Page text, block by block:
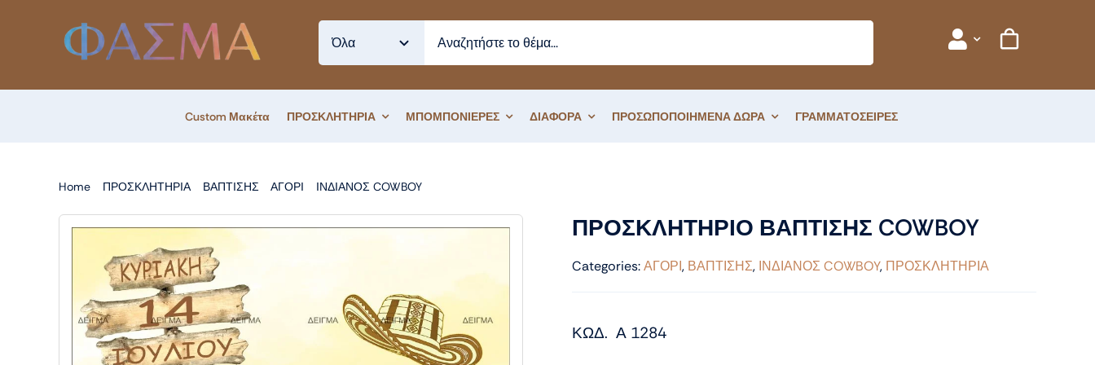
Custom Μακέτα ΠΡΟΣΚΛΗΤΗΡΙΑ ΜΠΟΜΠΟΝΙΕΡΕΣ ΔΙΑΦΟΡΑ ΠΡΟΣΩΠΟΠΟΙΗΜΕΝΑ ΔΩΡΑ ΓΡΑΜΜΑΤΟΣΕΙΡΕΣ
Home ΠΡΟΣΚΛΗΤΗΡΙΑ ΒΑΠΤΙΣΗΣ ΑΓΟΡΙ ΙΝΔΙΑΝΟΣ COWBOY
ΠΡΟΣΚΛΗΤΗΡΙΟ ΒΑΠΤΙΣΗΣ COWBOY
Categories:ΑΓΟΡΙ, ΒΑΠΤΙΣΗΣ, ΙΝΔΙΑΝΟΣ COWBOY, ΠΡΟΣΚΛΗΤΗΡΙΑ
ΚΩΔ. Α 1284